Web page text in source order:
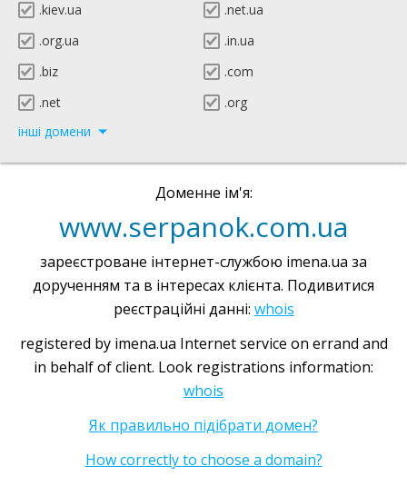
.kiev.ua
.net.ua
.org.ua
.in.ua
.biz
.com
.net
.org
інші домени
Доменне ім'я:
www.serpanok.com.ua
зареєстроване інтернет-службою imena.ua за
дорученням та в інтересах клієнта. Подивитися
реєстраційні данні: whois
registered by imena.ua Internet service on errand and
in behalf of client. Look registrations information:
whois
Як правильно підібрати домен?
How correctly to choose a domain?